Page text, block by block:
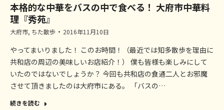
本格的な中華をバスの中で食べる！ 大府市中華料
理『秀苑』
大府市, ちた散歩 2016年11月10日
やってまいりました！ このお時間！（最近では知多散歩を理由に
共和店の周辺の美味しいお店紹介！） 僕も皆様も楽しみにして
いたのではないでしょうか？ 今回も共和店の食通二人とお邪魔
させて頂きましたのは大府市にある。 「バスの…
続きを読む